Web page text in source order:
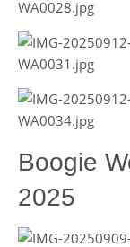
Boogie
2025